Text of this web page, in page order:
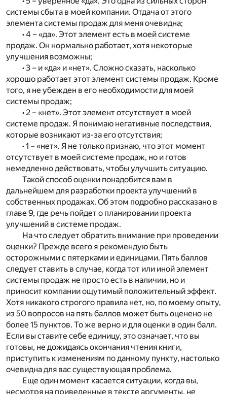
системы сбыта в моей компании. Отдача от этого
элемента системы продаж для меня очевидна;
• 4 – «да». Этот элемент есть в моей системе
продаж. Он нормально работает, хотя некоторые
улучшения возможны;
• 3 – и «да» и «нет». Сложно сказать, насколько
хорошо работает этот элемент системы продаж. Кроме
того, я не убежден в его необходимости для моей
системы продаж;
• 2 – «нет». Этот элемент отсутствует в моей
системе продаж. Я понимаю негативные последствия,
которые возникают из-за его отсутствия;
• 1 – «нет». Я не только признаю, что этот момент
отсутствует в моей системе продаж, но и готов
немедленно действовать, чтобы улучшить ситуацию.
Такой способ оценки понадобится вам в
дальнейшем для разработки проекта улучшений в
собственных продажах. Об этом подробно рассказано в
главе 9, где речь пойдет о планировании проекта
улучшений в системе продаж.
На что следует обратить внимание при проведении
оценки? Прежде всего я рекомендую быть
осторожными с пятерками и единицами. Пять баллов
следует ставить в случае, когда тот или иной элемент
системы продаж не просто есть в наличии, но и
приносит компании ощутимый положительный эффект.
Хотя никакого строгого правила нет, но, по моему опыту,
из 50 вопросов на пять баллов может быть оценено не
более 15 пунктов. То же верно и для оценки в один балл.
Если вы ставите себе единицу, это означает, что вы
готовы, не дожидаясь окончания чтения книги,
приступить к изменениям по данному пункту, настолько
очевидна для вас существующая проблема.
Еще один момент касается ситуации, когда вы,
несмотря на приведенные в тексте аргументы, не